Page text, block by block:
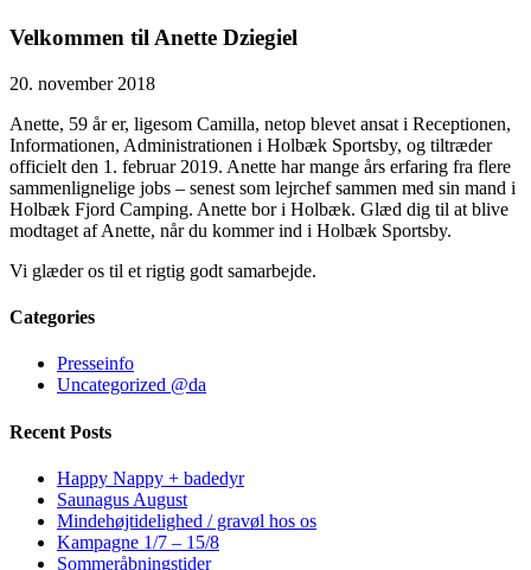
Velkommen til Anette Dziegiel
20. november 2018
Anette, 59 år er, ligesom Camilla, netop blevet ansat i Receptionen,
Informationen, Administrationen i Holbæk Sportsby, og tiltræder
officielt den 1. februar 2019. Anette har mange års erfaring fra flere
sammenlignelige jobs – senest som lejrchef sammen med sin mand i
Holbæk Fjord Camping. Anette bor i Holbæk. Glæd dig til at blive
modtaget af Anette, når du kommer ind i Holbæk Sportsby.
Vi glæder os til et rigtig godt samarbejde.
Categories
Presseinfo
Uncategorized @da
Recent Posts
Happy Nappy + badedyr
Saunagus August
Mindehøjtidelighed / gravøl hos os
Kampagne 1/7 – 15/8
Sommeråbningstider